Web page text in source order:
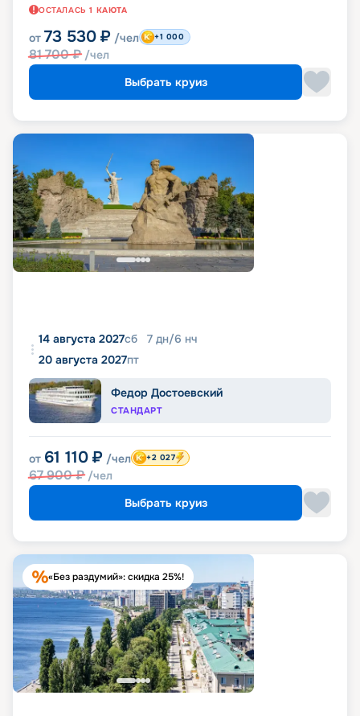
ОСТАЛАСЬ 1 КАЮТА
от 73 530 ₽ /чел
81 700₽ /чел
+1 000
Выбрать круиз
14 августа 2027сб 7 дн/6 нч
20 августа 2027пт
Федор Достоевский
СТАНДАРТ
от 61 110 ₽ /чел
67 900₽ /чел
+2 027
Выбрать круиз
«Без раздумий»: скидка 25%!